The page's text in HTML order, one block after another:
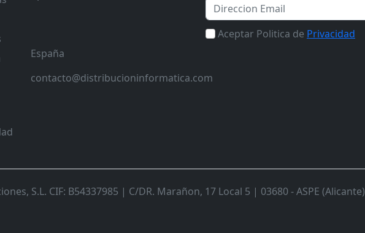
España
contacto@distribucioninformatica.com
Email
Aceptar Politica de Privacidad
S.L. CIF: B54337985 | C/DR. Marañon, 17 Local 5 | 03680 - ASPE (Alicante)